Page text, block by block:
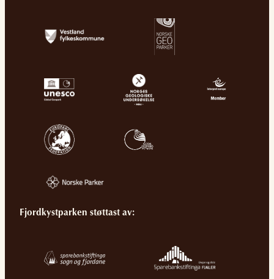
Fjordkystparken støttast av: